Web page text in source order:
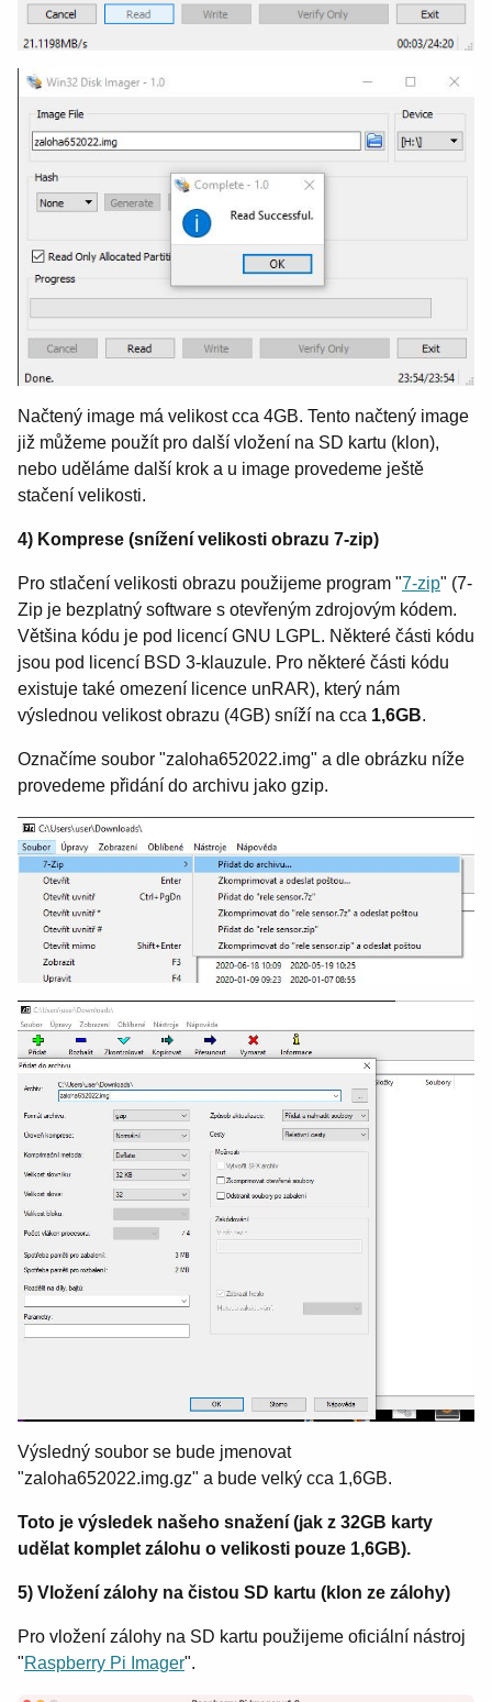
Načtený image má velikost cca 4GB. Tento načtený image
již můžeme použít pro další vložení na SD kartu (klon),
nebo uděláme další krok a u image provedeme ještě
stačení velikosti.
4) Komprese (snížení velikosti obrazu 7-zip)
Pro stlačení velikosti obrazu použijeme program "7-zip" (7-
Zip je bezplatný software s otevřeným zdrojovým kódem.
Většina kódu je pod licencí GNU LGPL. Některé části kódu
jsou pod licencí BSD 3-klauzule. Pro některé části kódu
existuje také omezení licence unRAR), který nám
výslednou velikost obrazu (4GB) sníží na cca 1,6GB.
Označíme soubor "zaloha652022.img" a dle obrázku níže
provedeme přidání do archivu jako gzip.
Výsledný soubor se bude jmenovat
"zaloha652022.img.gz" a bude velký cca 1,6GB.
Toto je výsledek našeho snažení (jak z 32GB karty
udělat komplet zálohu o velikosti pouze 1,6GB).
5) Vložení zálohy na čistou SD kartu (klon ze zálohy)
Pro vložení zálohy na SD kartu použijeme oficiální nástroj
"Raspberry Pi Imager".